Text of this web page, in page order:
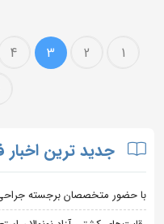
1
2
3
4
جدید ترین اخبار
با حضور متخصصان برجسته